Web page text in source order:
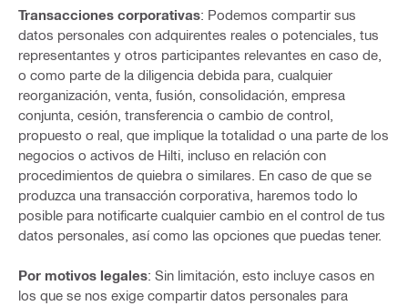
Transacciones corporativas: Podemos compartir sus
datos personales con adquirentes reales o potenciales, tus
representantes y otros participantes relevantes en caso de,
o como parte de la diligencia debida para, cualquier
reorganización, venta, fusión, consolidación, empresa
conjunta, cesión, transferencia o cambio de control,
propuesto o real, que implique la totalidad o una parte de los
negocios o activos de Hilti, incluso en relación con
procedimientos de quiebra o similares. En caso de que se
produzca una transacción corporativa, haremos todo lo
posible para notificarte cualquier cambio en el control de tus
datos personales, así como las opciones que puedas tener.
Por motivos legales: Sin limitación, esto incluye casos en
los que se nos exige compartir datos personales para